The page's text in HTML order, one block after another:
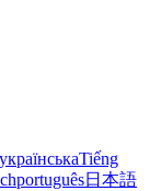
українськаTiếng
português日本語